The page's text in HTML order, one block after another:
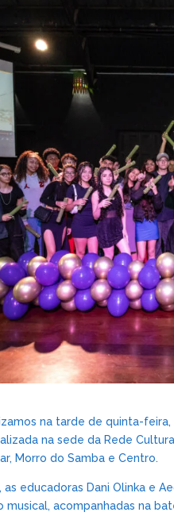
na tarde de quinta-
na sede da Rede
Morro do Samba e Centro.
educadoras Dani Olinka e
musical, acompanhadas na